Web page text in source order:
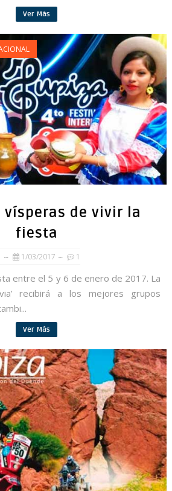
Ver Más
vísperas de vivir la
fiesta
1/03/2017 1
entre el 5 y 6 de enero de 2017. La
recibirá a los mejores grupos
Ver Más